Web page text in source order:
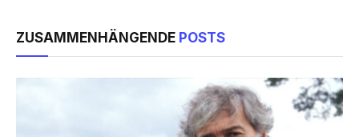
ZUSAMMENHÄNGENDE POSTS